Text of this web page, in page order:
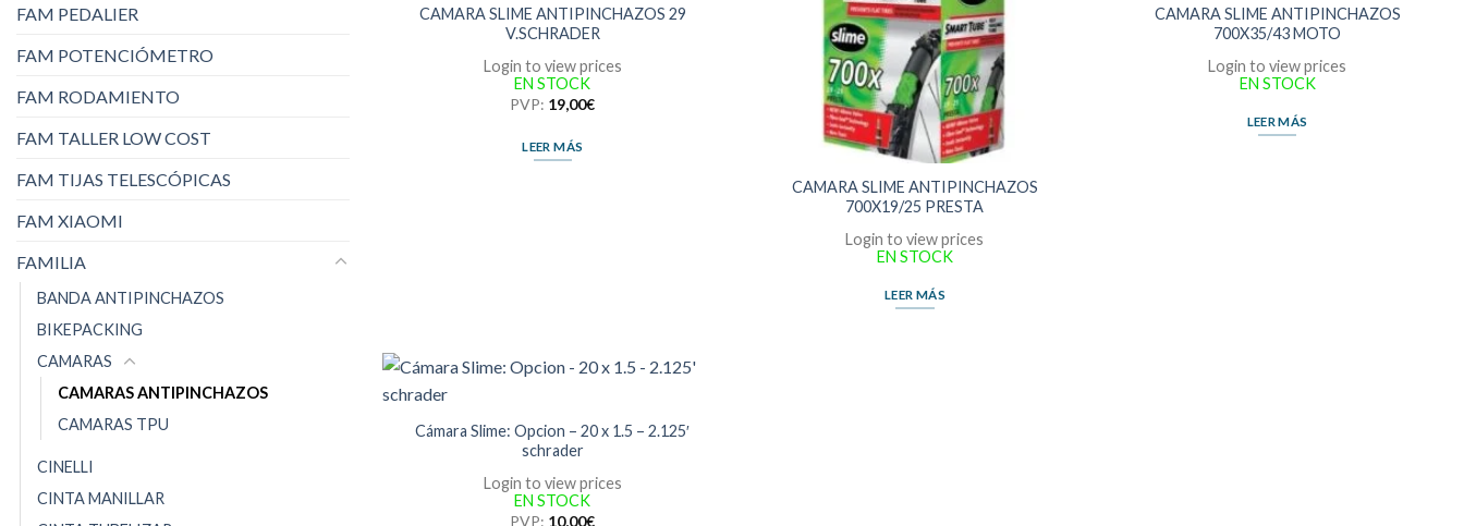
FAM PEDALIER
FAM POTENCIÓMETRO
FAM RODAMIENTO
FAM TALLER LOW COST
FAM TIJAS TELESCÓPICAS
FAM XIAOMI
FAMILIA
BANDA ANTIPINCHAZOS
BIKEPACKING
CAMARAS
CAMARAS ANTIPINCHAZOS
CAMARAS TPU
CINELLI
CINTA MANILLAR
CAMARA SLIME ANTIPINCHAZOS 29
V.SCHRADER
Login to view prices
EN STOCK
PVP: 19,00€
LEER MÁS
CAMARA SLIME ANTIPINCHAZOS
700X19/25 PRESTA
Login to view prices
EN STOCK
LEER MÁS
CAMARA SLIME ANTIPINCHAZOS
700X35/43 MOTO
Login to view prices
EN STOCK
LEER MÁS
Cámara Slime: Opcion – 20 x 1.5 – 2.125′
schrader
Login to view prices
EN STOCK
PVP: 10,00€